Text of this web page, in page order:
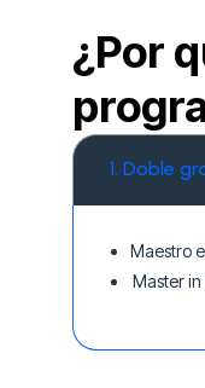
¿Por
1. Doble
Maestro
Master